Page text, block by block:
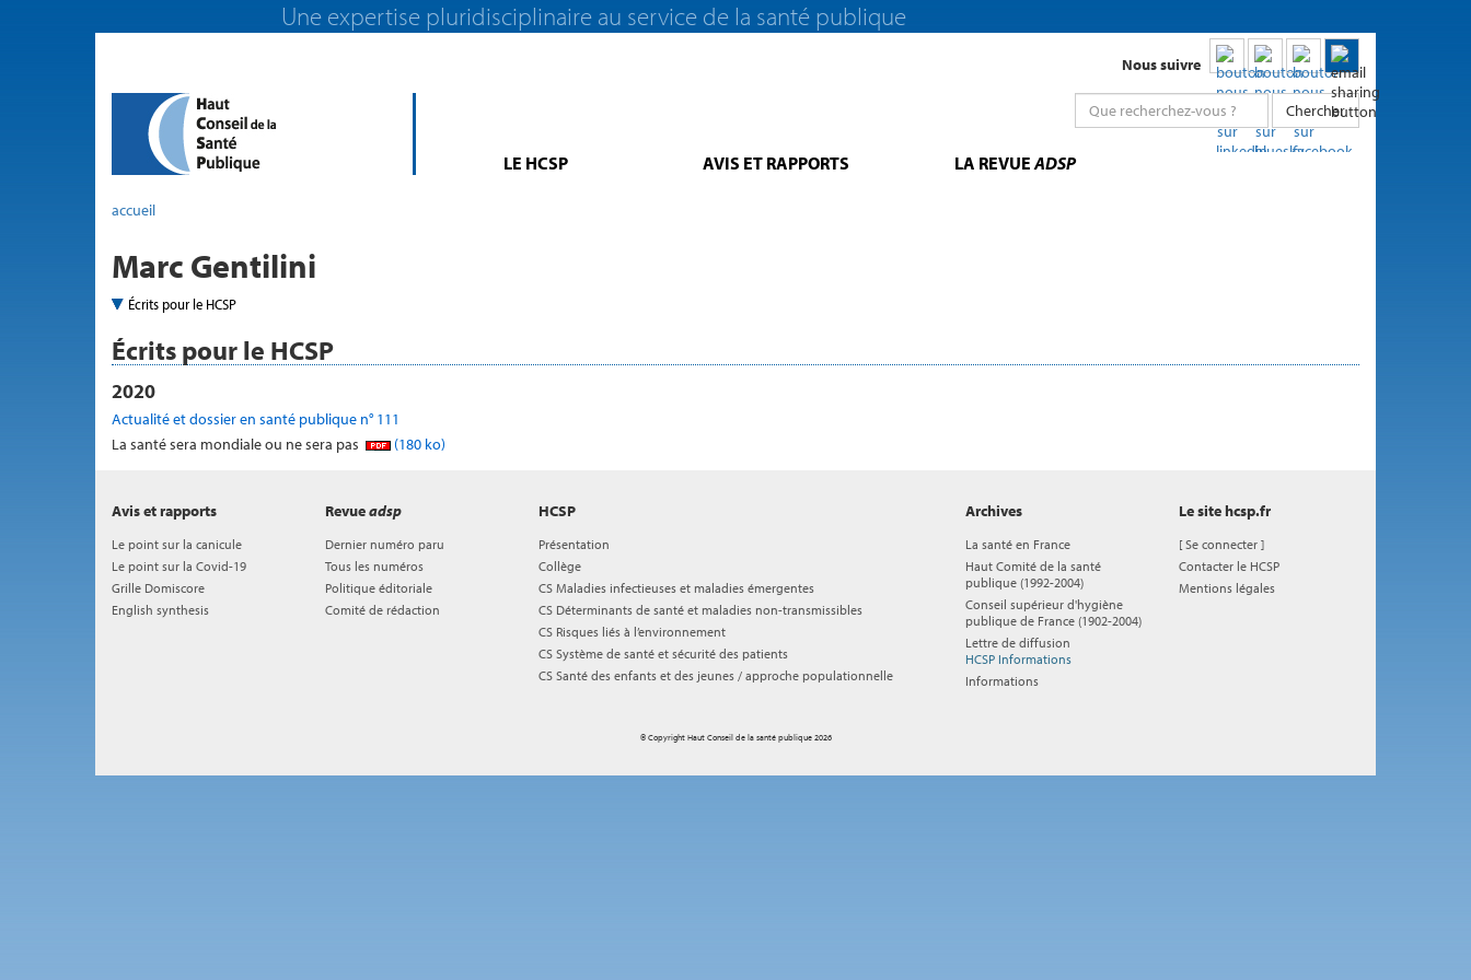
Une expertise pluridisciplinaire au service de la santé publique
Nous suivre
Chercher
LE HCSP AVIS ET RAPPORTS LA REVUEADSP
accueil
Marc Gentilini
Écrits pour le HCSP
Écrits pour le HCSP
2020
Actualité et dossier en santé publique n° 111
La santé sera mondiale ou ne sera pas
(180 ko)
HCSP
Présentation
Collège
CS Maladies infectieuses et maladies émergentes
CS Déterminants de santé et maladies non-transmissibles
CS Risques liés à l’environnement
CS Système de santé et sécurité des patients
CS Santé des enfants et des jeunes / approche populationnelle
Avis et rapports
Le point sur la canicule
Le point sur la Covid-19
Grille Domiscore
English synthesis
Revueadsp
Dernier numéro paru
Tous les numéros
Politique éditoriale
Comité de rédaction
Archives
La santé en France
Haut Comité de la santé
publique (1992-2004)
Conseil supérieur d'hygiène
publique de France (1902-2004)
Lettre de diffusion
HCSP Informations
Informations
Le site hcsp.fr
[Se connecter ]
Contacter le HCSP
Mentions légales
© Copyright Haut Conseil de la santé publique 2026